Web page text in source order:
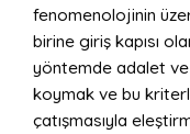
fenomenolojinin
birine giriş kapısı
yöntemde adalet
koymak ve bu
çatışmasıyla